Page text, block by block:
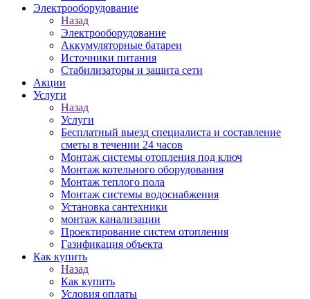
Электрооборудование
Назад
Электрооборудование
Аккумуляторные батареи
Источники питания
Стабилизаторы и защита сети
Акции
Услуги
Назад
Услуги
Бесплатный выезд специалиста и составление
сметы в течении 24 часов
Монтаж системы отопления под ключ
Монтаж котельного оборудования
Монтаж теплого пола
Монтаж системы водоснабжения
Установка сантехники
монтаж канализации
Проектирование систем отопления
Газификация объекта
Как купить
Назад
Как купить
Условия оплаты